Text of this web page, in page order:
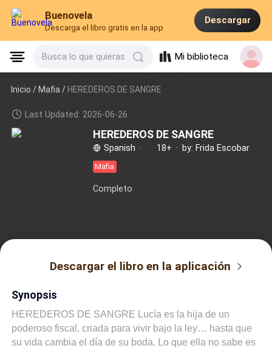
Buenovela
Descarga el libro gratis en la app
Descargar
Busca lo que quieras Mi biblioteca
Inicio /Mafia / HEREDEROS DE SANGRE
Last Updated: 2026-06-26
HEREDEROS DE SANGRE
Spanish · 18+ · by: Frida Escobar
Mafia
Completo
Descargar el libro en la aplicación
Synopsis
HEREDEROS DE SANGRE Lucía es la hija de un
poderoso fiscal, criada para vivir bajo la ley… hasta que
su vida cambia el día de su boda. Lo que ella no sabe es